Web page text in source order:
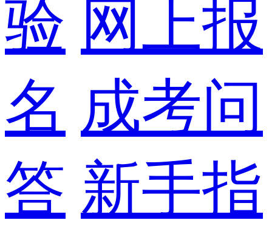
验 网上报
名 成考问
答 新手指